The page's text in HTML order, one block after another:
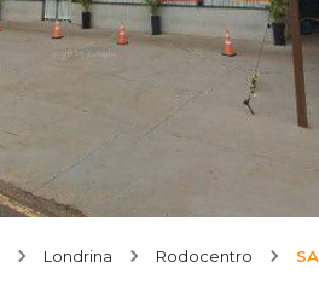
Londrina Rodocentro